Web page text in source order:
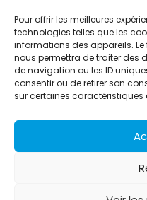
Pour offrir les meilleures
technologies telles que les
informations des appareils.
nous permettra de traiter des
de navigation ou les ID
consentir ou de retirer son
sur certaines caractéristiques
Alternative Média est une
relations publiques basée à
pilote des stratégies de
grâce à un